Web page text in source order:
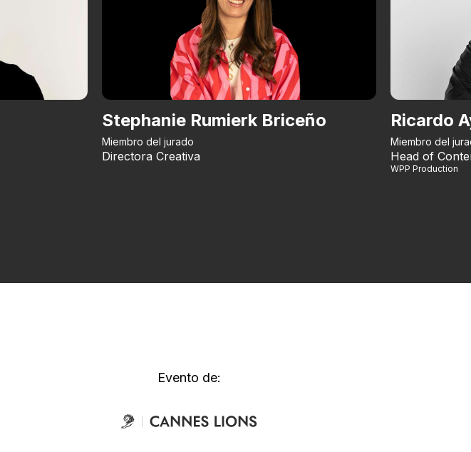
Stephanie Rumierk Briceño
Miembro del jurado
Directora Creativa
Ricardo
Miembro del
Head of
WPP Production
Evento de: